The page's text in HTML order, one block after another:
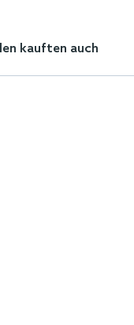
kauften auch